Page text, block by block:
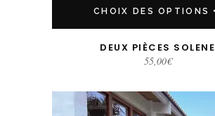
CHOIX DES OPTIONS
DEUX PIÈCES SOLENE
55,00€